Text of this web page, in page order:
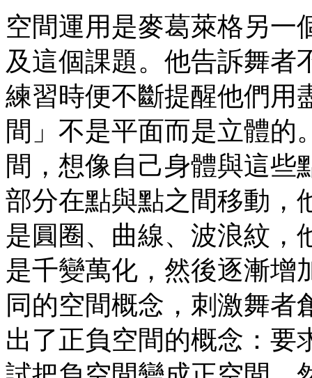
空間運用是麥葛萊格另一
及這個課題。他告訴舞者
練習時便不斷提醒他們用
間」不是平面而是立體的
間，想像自己身體與這些
部分在點與點之間移動，
是圓圈、曲線、波浪紋，
是千變萬化，然後逐漸增
同的空間概念，刺激舞者
出了正負空間的概念：要